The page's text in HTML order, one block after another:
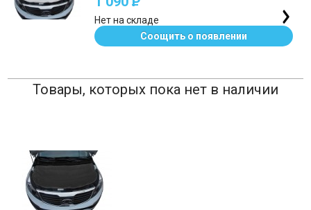
Нет на складе
Соощить о появлении
Товары, которых пока нет в наличии